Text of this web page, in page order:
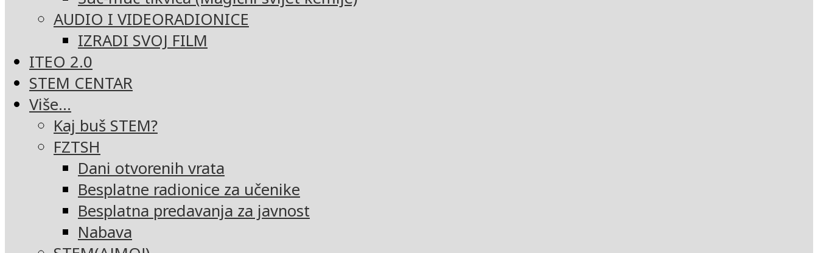
AUDIO I VIDEORADIONICE
IZRADI SVOJ FILM
ITEO 2.0
STEM CENTAR
Više…
Kaj buš STEM?
FZTSH
Dani otvorenih vrata
Besplatne radionice za učenike
Besplatna predavanja za javnost
Nabava